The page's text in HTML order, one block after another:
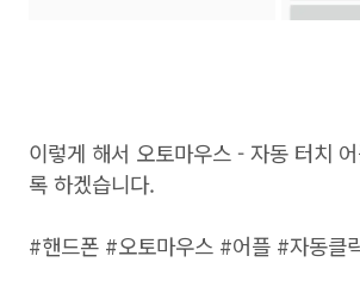
이렇게 해서 오토마우스 - 자동 터치
록 하겠습니다.
#핸드폰 #오토마우스 #어플 #자동클